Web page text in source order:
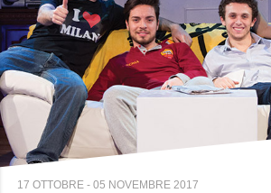
17 OTTOBRE - 05 NOVEMBRE 2017